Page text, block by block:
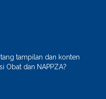
tampilan dan konten
Obat dan NAPPZA?